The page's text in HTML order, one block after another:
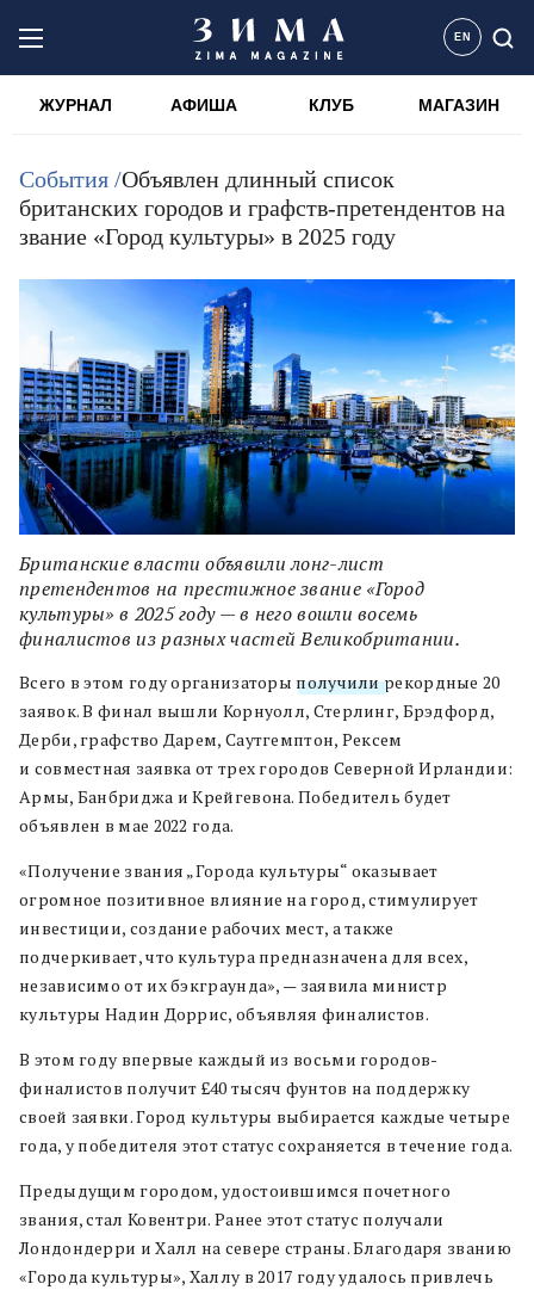
EN
ЖУРНАЛ АФИША КЛУБ МАГАЗИН
События /Объявлен длинный список
британских городов и графств-претендентов на
звание «Город культуры» в 2025 году
Британские власти объявили лонг-лист
претендентов на престижное звание «Город
культуры» в 2025 году — в него вошли восемь
финалистов из разных частей Великобритании.
Всего в этом году организаторы получилирекордные 20
заявок. В финал вышли Корнуолл, Стерлинг, Брэдфорд,
Дерби, графство Дарем, Саутгемптон, Рексем
и совместная заявка от трех городов Северной Ирландии:
Армы, Банбриджа и Крейгевона. Победитель будет
объявлен в мае 2022 года.
«Получение звания „Города культуры“ оказывает
огромное позитивное влияние на город, стимулирует
инвестиции, создание рабочих мест, а также
подчеркивает, что культура предназначена для всех,
независимо от их бэкграунда», — заявила министр
культуры Надин Доррис, объявляя финалистов.
В этом году впервые каждый из восьми городов-
финалистов получит £40 тысяч фунтов на поддержку
своей заявки. Город культуры выбирается каждые четыре
года, у победителя этот статус сохраняется в течение года.
Предыдущим городом, удостоившимся почетного
звания, стал Ковентри. Ранее этот статус получали
Лондондерри и Халл на севере страны. Благодаря званию
«Города культуры», Халлу в 2017 году удалось привлечь